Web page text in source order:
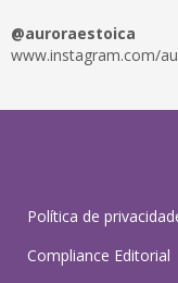
@auroraestoica
www.instagram.com/
Política de
Compliance Editorial